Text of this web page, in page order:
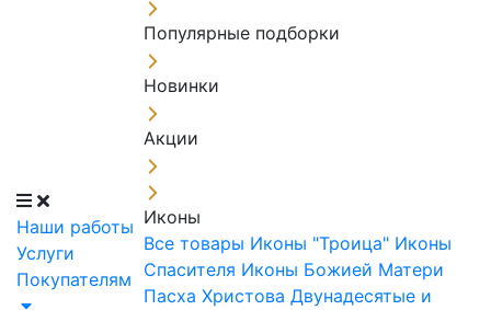
Наши работы
Услуги
Покупателям
Популярные подборки
Новинки
Акции
Иконы
Все товары Иконы "Троица" Иконы
Спасителя Иконы Божией Матери
Пасха Христова Двунадесятые и